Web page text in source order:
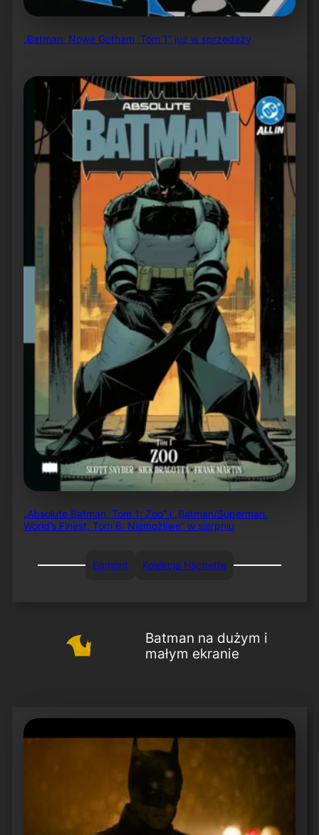
„Batman: Nowe Gotham, Tom 1” już w sprzedaży
„Absolute Batman, Tom 1: Zoo” i „Batman/Superman.
World’s Finest, Tom 6: Niemożliwe” w sierpniu
Egmont Kolekcja Hachette
Batman na dużym i
małym ekranie